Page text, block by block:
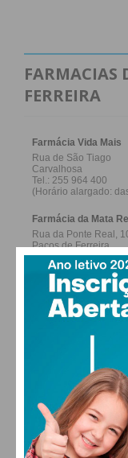
FARMACIAS
FERREIRA
27,0k
0
Followers